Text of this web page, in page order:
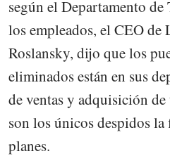
según el Departamento
los empleados, el CEO de
Roslansky, dijo que los
eliminados están en sus
de ventas y adquisición
son los únicos despidos la
planes.